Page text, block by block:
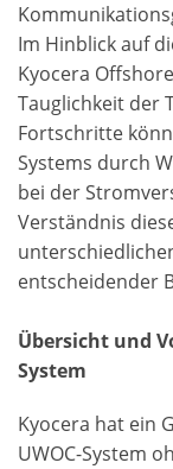
Im Hinblick auf
Kyocera
Tauglichkeit der
Fortschritte
Systems durch
bei der
Verständnis
entscheidender
Übersicht und
System
Kyocera hat ein
UWOC-System